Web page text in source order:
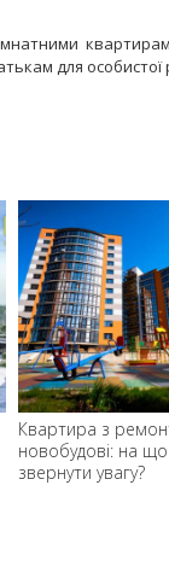
для
Квартира з
новобудові: на
звернути увагу?